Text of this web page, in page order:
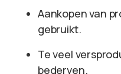
Aankopen van
gebruikt.
Te veel
bederven.